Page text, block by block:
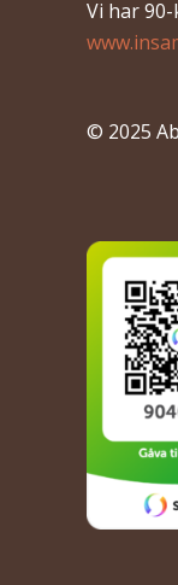
Vi har
© 2025